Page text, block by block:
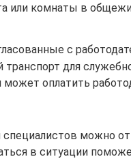
или комнаты в
с
транспорт для
оплатить
можно
в ситуации